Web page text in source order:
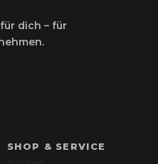
dich – für
SHOP & SERVICE